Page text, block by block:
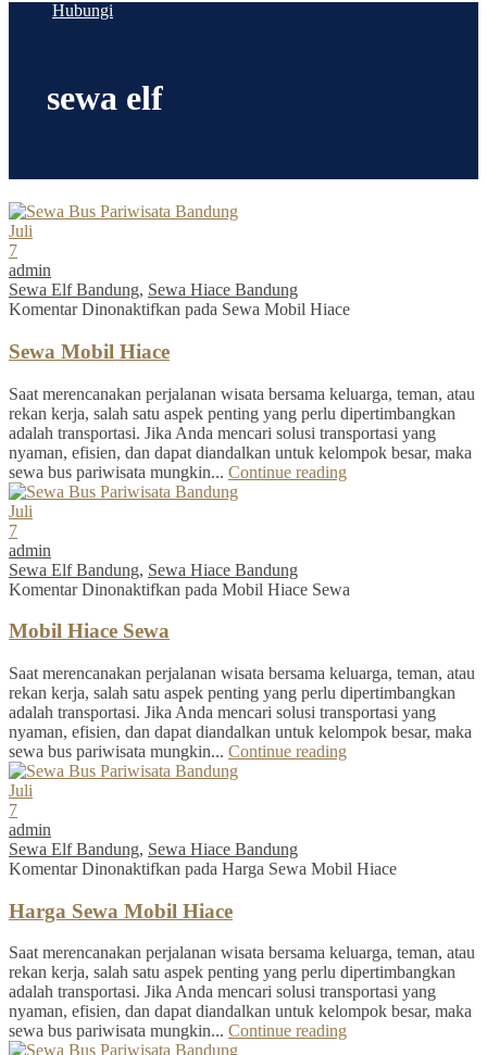
Hubungi
sewa elf
Juli
7
admin
Sewa Elf Bandung, Sewa Hiace Bandung
Komentar Dinonaktifkan pada Sewa Mobil Hiace
Sewa Mobil Hiace
Saat merencanakan perjalanan wisata bersama keluarga, teman, atau
rekan kerja, salah satu aspek penting yang perlu dipertimbangkan
adalah transportasi. Jika Anda mencari solusi transportasi yang
nyaman, efisien, dan dapat diandalkan untuk kelompok besar, maka
sewa bus pariwisata mungkin... Continue reading
Juli
7
admin
Sewa Elf Bandung, Sewa Hiace Bandung
Komentar Dinonaktifkan pada Mobil Hiace Sewa
Mobil Hiace Sewa
Saat merencanakan perjalanan wisata bersama keluarga, teman, atau
rekan kerja, salah satu aspek penting yang perlu dipertimbangkan
adalah transportasi. Jika Anda mencari solusi transportasi yang
nyaman, efisien, dan dapat diandalkan untuk kelompok besar, maka
sewa bus pariwisata mungkin... Continue reading
Juli
7
admin
Sewa Elf Bandung, Sewa Hiace Bandung
Komentar Dinonaktifkan pada Harga Sewa Mobil Hiace
Harga Sewa Mobil Hiace
Saat merencanakan perjalanan wisata bersama keluarga, teman, atau
rekan kerja, salah satu aspek penting yang perlu dipertimbangkan
adalah transportasi. Jika Anda mencari solusi transportasi yang
nyaman, efisien, dan dapat diandalkan untuk kelompok besar, maka
sewa bus pariwisata mungkin... Continue reading